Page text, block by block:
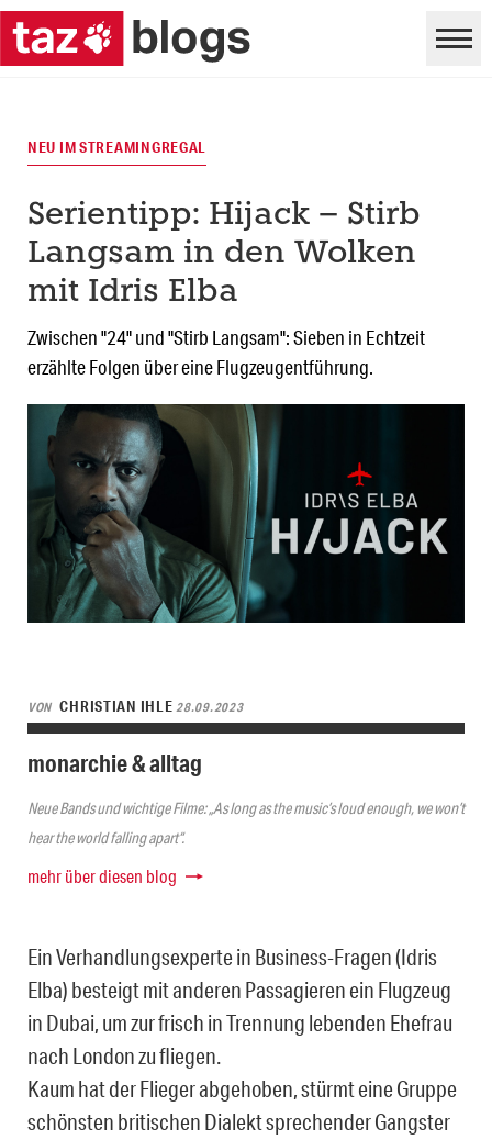
NEU IM STREAMINGREGAL
Serientipp: Hijack – Stirb
Langsam in den Wolken
mit Idris Elba
Zwischen "24" und "Stirb Langsam": Sieben in Echtzeit
erzählte Folgen über eine Flugzeugentführung.
VON CHRISTIAN IHLE28.09.2023
monarchie & alltag
Neue Bands und wichtige Filme: „As long as the music’s loud enough, we won’t
hear the world falling apart“.
mehr über diesen blog
Ein Verhandlungsexperte in Business-Fragen (Idris
Elba) besteigt mit anderen Passagieren ein Flugzeug
in Dubai, um zur frisch in Trennung lebenden Ehefrau
nach London zu fliegen.
Kaum hat der Flieger abgehoben, stürmt eine Gruppe
schönsten britischen Dialekt sprechender Gangster